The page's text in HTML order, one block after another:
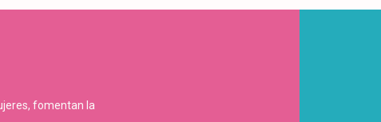
fomentan la